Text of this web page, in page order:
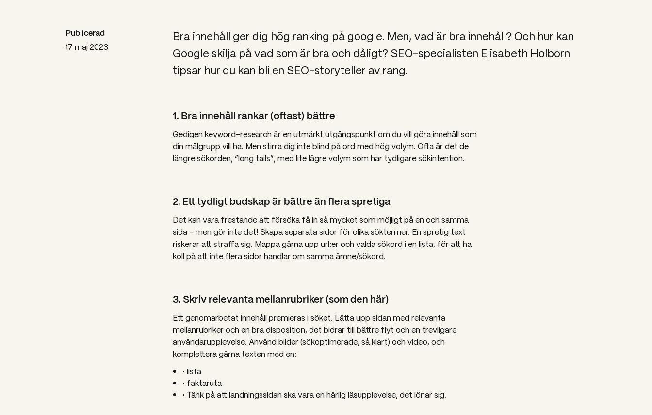
Bra innehåll ger dig hög ranking på google. Men, vad är bra innehåll? Och hur kan
Google skilja på vad som är bra och dåligt? SEO-specialisten Elisabeth Holborn
tipsar hur du kan bli en SEO-storyteller av rang.
Publicerad
17 maj 2023
1. Bra innehåll rankar (oftast) bättre
Gedigen keyword-research är en utmärkt utgångspunkt om du vill göra innehåll som
din målgrupp vill ha. Men stirra dig inte blind på ord med hög volym. Ofta är det de
längre sökorden, ”long tails”, med lite lägre volym som har tydligare sökintention.
2. Ett tydligt budskap är bättre än flera spretiga
Det kan vara frestande att försöka få in så mycket som möjligt på en och samma
sida – men gör inte det! Skapa separata sidor för olika söktermer. En spretig text
riskerar att straffa sig. Mappa gärna upp url:er och valda sökord i en lista, för att ha
koll på att inte flera sidor handlar om samma ämne/sökord.
3. Skriv relevanta mellanrubriker (som den här)
Ett genomarbetat innehåll premieras i söket. Lätta upp sidan med relevanta
mellanrubriker och en bra disposition, det bidrar till bättre flyt och en trevligare
användarupplevelse. Använd bilder (sökoptimerade, så klart) och video, och
komplettera gärna texten med en:
• lista
• faktaruta
• Tänk på att landningssidan ska vara en härlig läsupplevelse, det lönar sig.